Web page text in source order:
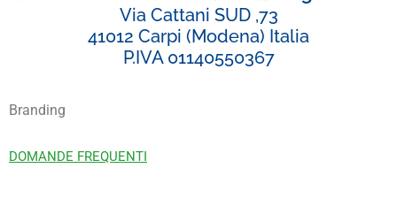
Via Cattani SUD ,73
41012 Carpi (Modena) Italia
P.IVA 01140550367
Branding
DOMANDE FREQUENTI